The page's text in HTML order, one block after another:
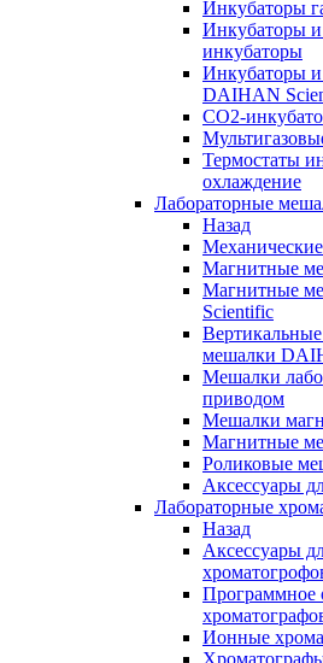
Инкубаторы
Инкубаторы
инкубаторы
Инкубаторы
DAIHAN
CO2-
Термостаты
охлаждение
Лабораторные
Назад
Магнитные
Магнитные
Scientific
мешалки
Мешалки
приводом
Мешалки
Магнитные
Роликовые
Аксессуары
Лабораторные
Назад
Аксессуары
Программное
Ионные